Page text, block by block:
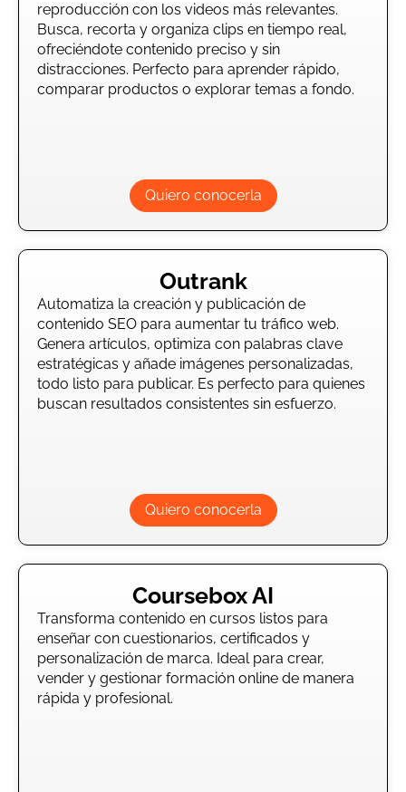
reproducción con los videos más relevantes.
Busca, recorta y organiza clips en tiempo real,
ofreciéndote contenido preciso y sin
distracciones. Perfecto para aprender rápido,
comparar productos o explorar temas a fondo.
Quiero conocerla
Outrank
Automatiza la creación y publicación de
contenido SEO para aumentar tu tráfico web.
Genera artículos, optimiza con palabras clave
estratégicas y añade imágenes personalizadas,
todo listo para publicar. Es perfecto para quienes
buscan resultados consistentes sin esfuerzo.
Quiero conocerla
Coursebox AI
Transforma contenido en cursos listos para
enseñar con cuestionarios, certificados y
personalización de marca. Ideal para crear,
vender y gestionar formación online de manera
rápida y profesional.